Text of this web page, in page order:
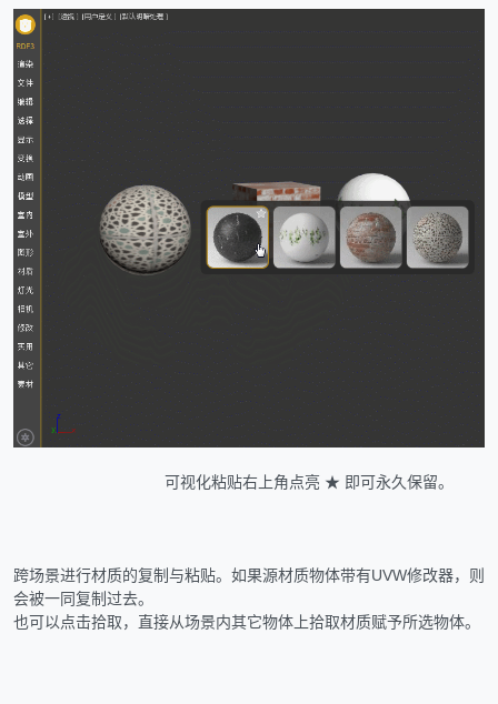
可视化粘贴右上角点亮 ★ 即可永久保留。
跨场景进行材质的复制与粘贴。如果源材质物体带有UVW修改器，则
会被一同复制过去。
也可以点击拾取，直接从场景内其它物体上拾取材质赋予所选物体。